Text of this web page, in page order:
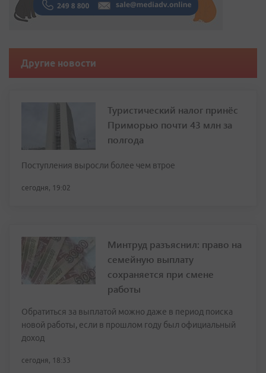
Другие новости
Туристический налог принёс
Приморью почти 43 млн за
полгода
Поступления выросли более чем втрое
сегодня, 19:02
Минтруд разъяснил: право на
семейную выплату
сохраняется при смене
работы
Обратиться за выплатой можно даже в период поиска
новой работы, если в прошлом году был официальный
доход
сегодня, 18:33